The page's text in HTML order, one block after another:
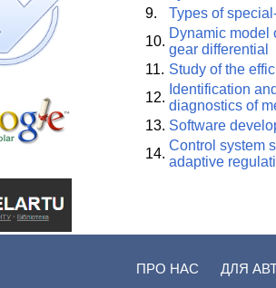
9.
Types of
10.
Dynamic model
gear differential
11. Study of the
12.
Identification
diagnostics of
13. Software
14.
Control system
adaptive
ПРО НАС ДЛЯ